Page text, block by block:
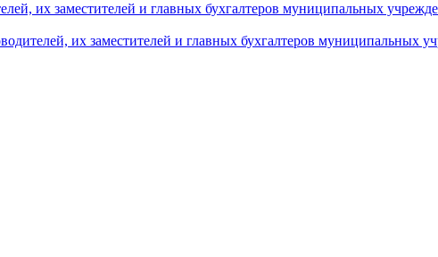
их заместителей и главных бухгалтеров муниципальных
их заместителей и главных бухгалтеров